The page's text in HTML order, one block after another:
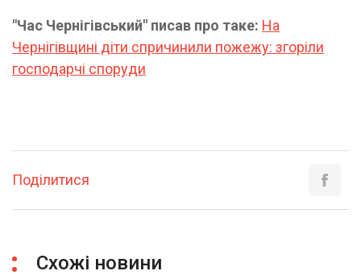
"Час Чернігівський" писав про таке: На
Чернігівщині діти спричинили пожежу: згоріли
господарчі споруди
Поділитися
Схожі новини